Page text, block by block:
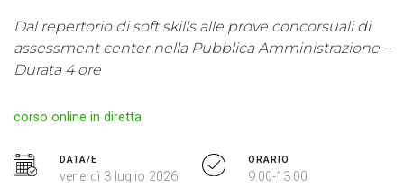
Dal repertorio di soft skills alle prove concorsuali di
assessment center nella Pubblica Amministrazione –
Durata 4 ore
corso online in diretta
DATA/E
venerdì 3 luglio 2026
ORARIO
9.00-13.00